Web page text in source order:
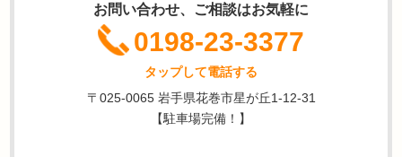
お問い合わせ、ご相談はお気軽に
0198-23-3377
タップして電話する
〒025-0065 岩手県花巻市星が丘1-12-31
【駐車場完備！】